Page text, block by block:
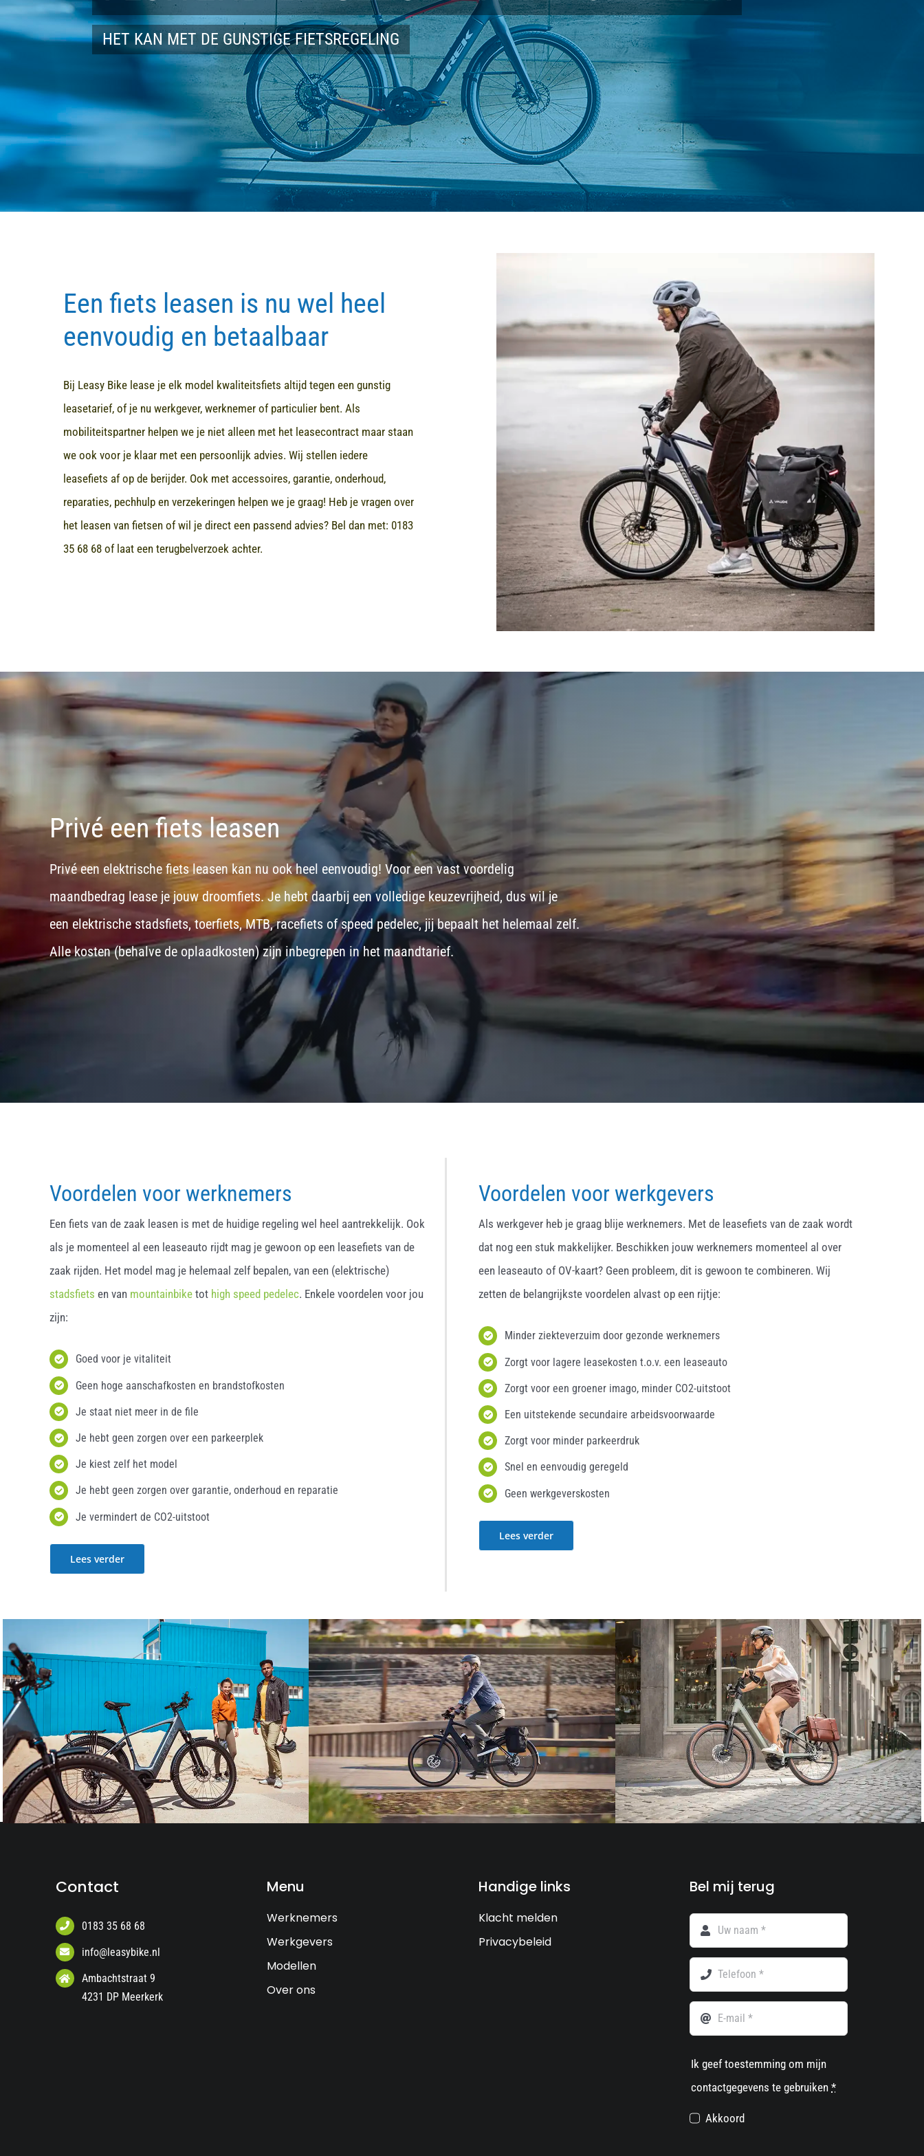
HET KAN MET DE GUNSTIGE FIETSREGELING
Een fiets leasen is nu wel heel
eenvoudig en betaalbaar
Bij Leasy Bike lease je elk model kwaliteitsfiets altijd tegen een gunstig
leasetarief, of je nu werkgever, werknemer of particulier bent. Als
mobiliteitspartner helpen we je niet alleen met het leasecontract maar staan
we ook voor je klaar met een persoonlijk advies. Wij stellen iedere
leasefiets af op de berijder. Ook met accessoires, garantie, onderhoud,
reparaties, pechhulp en verzekeringen helpen we je graag! Heb je vragen over
het leasen van fietsen of wil je direct een passend advies? Bel dan met: 0183
35 68 68of laat een terugbelverzoek achter.
Privé een fiets leasen
Privé een elektrische fiets leasen kan nu ook heel eenvoudig! Voor een vast voordelig
maandbedrag lease je jouw droomfiets. Je hebt daarbij een volledige keuzevrijheid, dus wil je
een elektrische stadsfiets, toerfiets,MTB,racefiets ofspeed pedelec, jij bepaalt het helemaal zelf.
Alle kosten (behalve de oplaadkosten) zijn inbegrepen in het maandtarief.
Voordelen voor werknemers
Een fiets van de zaak leasen is met de huidige regeling wel heel aantrekkelijk. Ook
als je momenteel al een leaseauto rijdt mag je gewoon op een leasefiets van de
zaak rijden. Het model mag je helemaal zelf bepalen, van een (elektrische)
stadsfiets en van mountainbiketot high speed pedelec. Enkele voordelen voor jou
zijn:
Goed voor je vitaliteit
Geen hoge aanschafkosten en brandstofkosten
Je staat niet meer in de file
Je hebt geen zorgen over een parkeerplek
Je kiest zelf het model
Je hebt geen zorgen over garantie, onderhoud en reparatie
Je vermindert de CO2-uitstoot
Lees verder
Voordelen voor werkgevers
Als werkgever heb je graag blije werknemers. Met de leasefiets van de zaak wordt
dat nog een stuk makkelijker. Beschikken jouw werknemers momenteel al over
een leaseauto of OV-kaart? Geen probleem, dit is gewoon te combineren. Wij
zetten de belangrijkste voordelen alvast op een rijtje:
Minder ziekteverzuim door gezonde werknemers
Zorgt voor lagere leasekosten t.o.v. een leaseauto
Zorgt voor een groener imago, minder CO2-uitstoot
Een uitstekende secundaire arbeidsvoorwaarde
Zorgt voor minder parkeerdruk
Snel en eenvoudig geregeld
Geen werkgeverskosten
Lees verder
Contact
0183 35 68 68
info@leasybike.nl
Ambachtstraat 9
4231 DP Meerkerk
Menu
Werknemers
Werkgevers
Modellen
Over ons
Handige links
Klacht melden
Privacybeleid
Bel mij terug
Ik geef toestemming om mijn
contactgegevens te gebruiken*
Akkoord